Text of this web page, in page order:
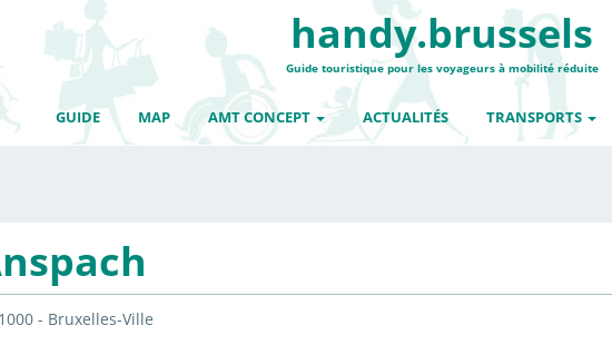
handy.brussels
Guide touristique pour les voyageurs à mobilité réduite
GUIDE MAP AMT CONCEPT ACTUALITÉS TRANSPORTS
- Bruxelles-Ville